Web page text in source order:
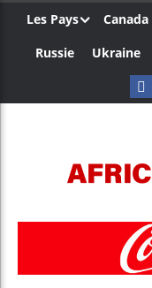
Les Pays Canada
Russie
Ukraine